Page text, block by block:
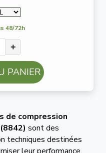
48/72h
+
PANIER
de compression
(8842) sont des
techniques destinées